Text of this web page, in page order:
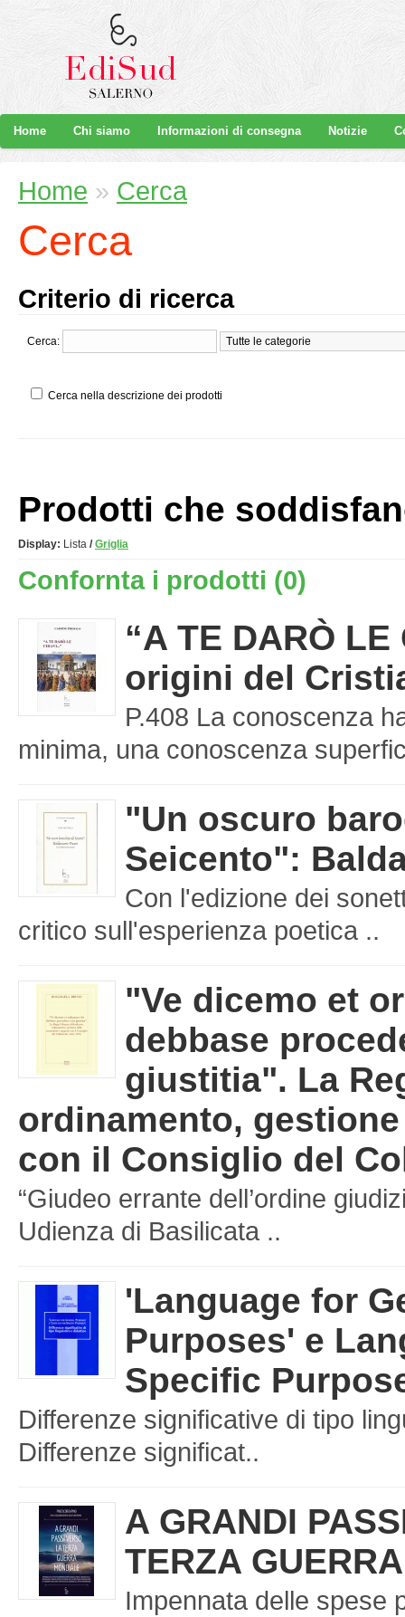
Home Chi siamo Informazioni di consegna Notizie
Home » Cerca
Cerca
Criterio di ricerca
Cerca:
Cerca nella descrizione dei prodotti
Prodotti che
Display: Lista / Griglia
Confornta i prodotti (0)
“A TE DARÒ LE
origini del
P.408 La conoscenza
minima, una conoscenza
"Un oscuro
Seicento":
Con l'edizione dei
critico sull'esperienza poetica ..
"Ve dicemo et
debbase
giustitia". La
ordinamento,
con il Consiglio del
“Giudeo errante dell’ordine
Udienza di Basilicata ..
'Language for
Purposes' e
Specific
Differenze significative di tipo
Differenze significat..
A GRANDI
TERZA
Impennata delle spese